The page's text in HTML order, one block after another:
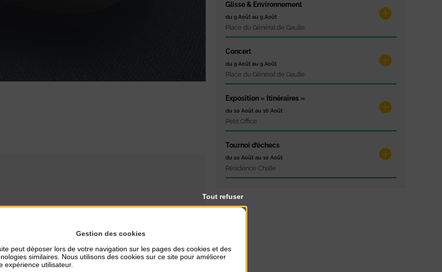
Gratuit
Glisse & Environnement
du 9 Août au 9 Août
Place du Général de Gaulle
Concert
du 9 Août au 9 Août
Place du Général de Gaulle
Exposition « Itinéraires »
du 10 Août au 16 Août
Petit Office
Tournoi d’échecs
du 10 Août au 10 Août
Résidence Challe
Gestion des cookies
peut déposer lors de votre navigation sur les pages des cookies et des
similaires. Nous utilisons des cookies sur ce site pour améliorer
expérience utilisateur.
Tout refuser